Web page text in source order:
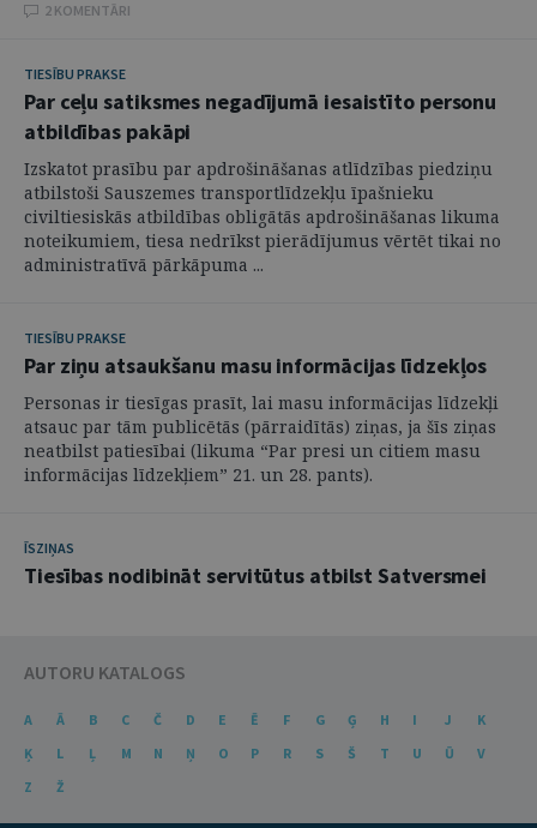
2 KOMENTĀRI
TIESĪBU PRAKSE
Par ceļu satiksmes negadījumā iesaistīto personu
atbildības pakāpi
Izskatot prasību par apdrošināšanas atlīdzības piedziņu
atbilstoši Sauszemes transportlīdzekļu īpašnieku
civiltiesiskās atbildības obligātās apdrošināšanas likuma
noteikumiem, tiesa nedrīkst pierādījumus vērtēt tikai no
administratīvā pārkāpuma ...
TIESĪBU PRAKSE
Par ziņu atsaukšanu masu informācijas līdzekļos
Personas ir tiesīgas prasīt, lai masu informācijas līdzekļi
atsauc par tām publicētās (pārraidītās) ziņas, ja šīs ziņas
neatbilst patiesībai (likuma “Par presi un citiem masu
informācijas līdzekļiem” 21. un 28. pants).
ĪSZIŅAS
Tiesības nodibināt servitūtus atbilst Satversmei
AUTORU KATALOGS
A Ā B C Č D E Ē F G Ģ H I J
K
Ķ
L Ļ M N Ņ O P R S Š T U Ū
V
Z
Ž